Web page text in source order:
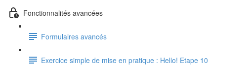
Fonctionnalités avancées
Formulaires avancés
Exercice simple de mise en pratique : Hello! Etape 10